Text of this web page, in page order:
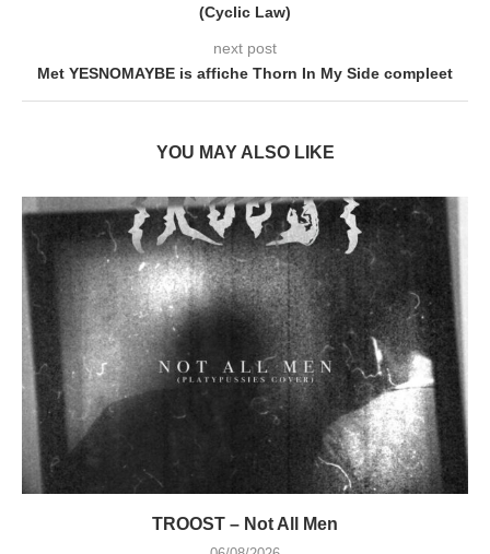
(Cyclic Law)
next post
Met YESNOMAYBE is affiche Thorn In My Side compleet
YOU MAY ALSO LIKE
TROOST – Not All Men